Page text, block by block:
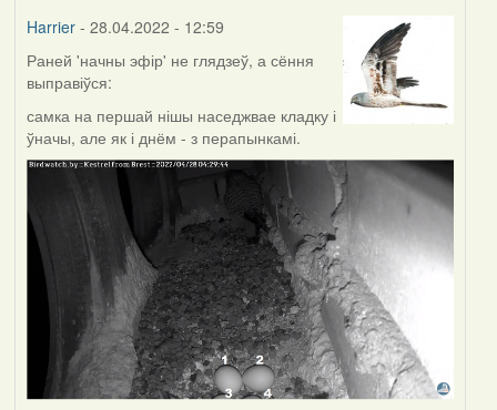
Harrier- 28.04.2022 - 12:59
Раней 'начны эфір' не глядзеў, а сёння
выправіўся:
самка на першай нішы наседжвае кладку і
ўначы, але як і днём - з перапынкамі.